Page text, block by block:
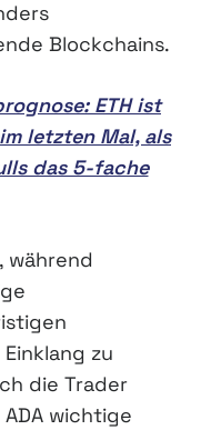
Blockchains.
ETH ist
letzten Mal, als
das 5-fache
während
zu
die Trader
wichtige